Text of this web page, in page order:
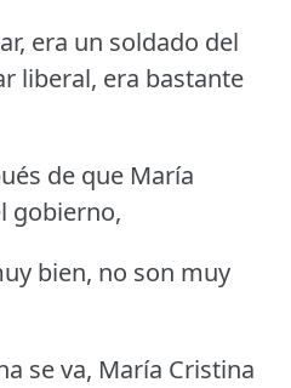
era un soldado del
liberal, era bastante
de que María
gobierno,
bien, no son muy
se va, María Cristina